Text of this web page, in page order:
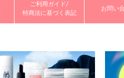
ご利用ガイド/
特商法に基づく表記
お問い